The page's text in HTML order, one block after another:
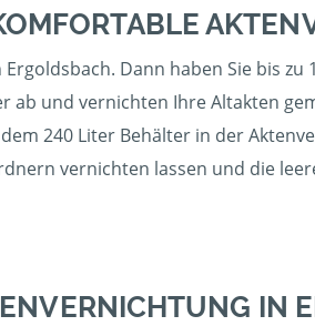
Dann haben Sie bis zu
und vernichten Ihre Altakten
240 Liter Behälter in der
vernichten lassen und die
IN